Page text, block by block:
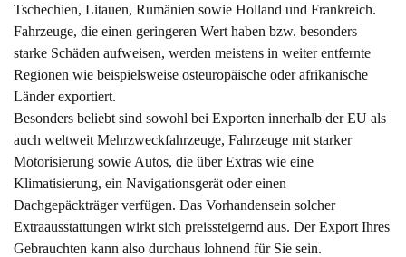
Tschechien, Litauen, Rumänien sowie Holland und Frankreich.
Fahrzeuge, die einen geringeren Wert haben bzw. besonders
starke Schäden aufweisen, werden meistens in weiter entfernte
Regionen wie beispielsweise osteuropäische oder afrikanische
Länder exportiert.
Besonders beliebt sind sowohl bei Exporten innerhalb der EU als
auch weltweit Mehrzweckfahrzeuge, Fahrzeuge mit starker
Motorisierung sowie Autos, die über Extras wie eine
Klimatisierung, ein Navigationsgerät oder einen
Dachgepäckträger verfügen. Das Vorhandensein solcher
Extraausstattungen wirkt sich preissteigernd aus. Der Export Ihres
Gebrauchten kann also durchaus lohnend für Sie sein.